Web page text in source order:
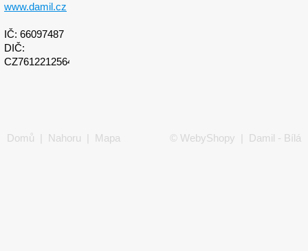
www.damil.cz
IČ: 66097487
DIČ:
CZ7612212564
Domů Nahoru Mapa © WebyShopy | Damil - Bílá